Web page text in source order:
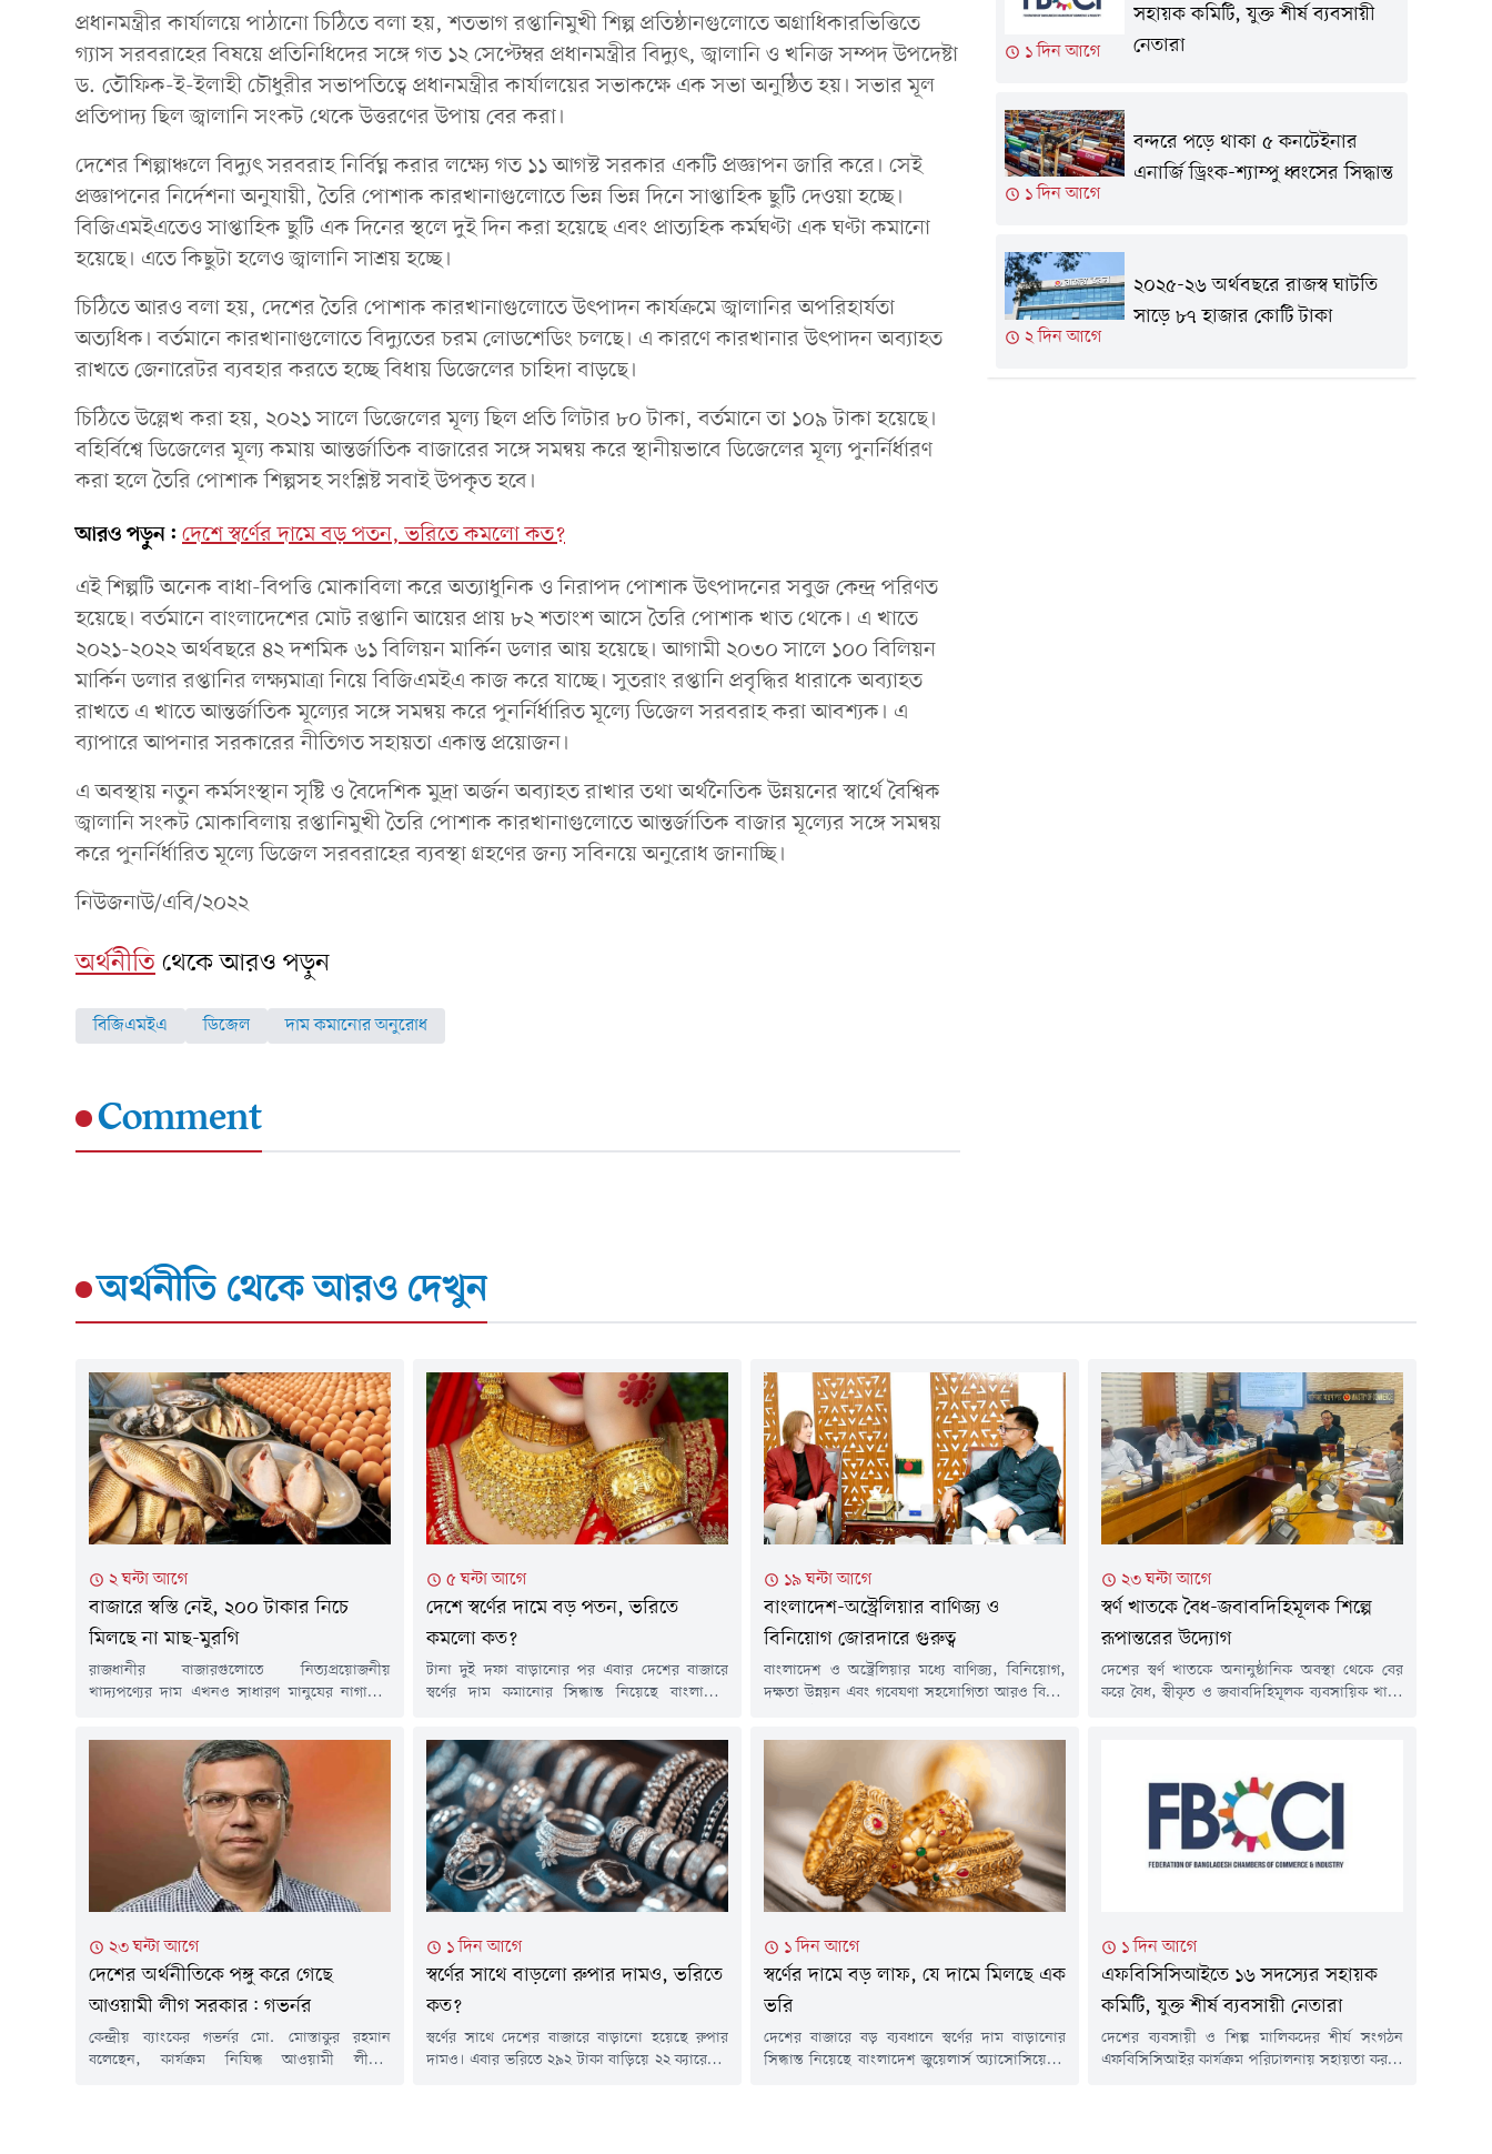
প্রধানমন্ত্রীর কার্যালয়ে পাঠানো চিঠিতে বলা হয়, শতভাগ রপ্তানিমুখী শিল্প প্রতিষ্ঠানগুলোতে অগ্রাধিকারভিত্তিতে
গ্যাস সরবরাহের বিষয়ে প্রতিনিধিদের সঙ্গে গত ১২ সেপ্টেম্বর প্রধানমন্ত্রীর বিদ্যুৎ, জ্বালানি ও খনিজ সম্পদ উপদেষ্টা
ড. তৌফিক-ই-ইলাহী চৌধুরীর সভাপতিত্বে প্রধানমন্ত্রীর কার্যালয়ের সভাকক্ষে এক সভা অনুষ্ঠিত হয়। সভার মূল
প্রতিপাদ্য ছিল জ্বালানি সংকট থেকে উত্তরণের উপায় বের করা।
দেশের শিল্পাঞ্চলে বিদ্যুৎ সরবরাহ নির্বিঘ্ন করার লক্ষ্যে গত ১১ আগস্ট সরকার একটি প্রজ্ঞাপন জারি করে। সেই
প্রজ্ঞাপনের নির্দেশনা অনুযায়ী, তৈরি পোশাক কারখানাগুলোতে ভিন্ন ভিন্ন দিনে সাপ্তাহিক ছুটি দেওয়া হচ্ছে।
বিজিএমইএতেও সাপ্তাহিক ছুটি এক দিনের স্থলে দুই দিন করা হয়েছে এবং প্রাত্যহিক কর্মঘণ্টা এক ঘণ্টা কমানো
হয়েছে। এতে কিছুটা হলেও জ্বালানি সাশ্রয় হচ্ছে।
চিঠিতে আরও বলা হয়, দেশের তৈরি পোশাক কারখানাগুলোতে উৎপাদন কার্যক্রমে জ্বালানির অপরিহার্যতা
অত্যধিক। বর্তমানে কারখানাগুলোতে বিদ্যুতের চরম লোডশেডিং চলছে। এ কারণে কারখানার উৎপাদন অব্যাহত
রাখতে জেনারেটর ব্যবহার করতে হচ্ছে বিধায় ডিজেলের চাহিদা বাড়ছে।
চিঠিতে উল্লেখ করা হয়, ২০২১ সালে ডিজেলের মূল্য ছিল প্রতি লিটার ৮০ টাকা, বর্তমানে তা ১০৯ টাকা হয়েছে।
বহির্বিশ্বে ডিজেলের মূল্য কমায় আন্তর্জাতিক বাজারের সঙ্গে সমন্বয় করে স্থানীয়ভাবে ডিজেলের মূল্য পুনর্নির্ধারণ
করা হলে তৈরি পোশাক শিল্পসহ সংশ্লিষ্ট সবাই উপকৃত হবে।
আরও পড়ুন: দেশে স্বর্ণের দামে বড় পতন, ভরিতে কমলো কত?
এই শিল্পটি অনেক বাধা-বিপত্তি মোকাবিলা করে অত্যাধুনিক ও নিরাপদ পোশাক উৎপাদনের সবুজ কেন্দ্র পরিণত
হয়েছে। বর্তমানে বাংলাদেশের মোট রপ্তানি আয়ের প্রায় ৮২ শতাংশ আসে তৈরি পোশাক খাত থেকে। এ খাতে
২০২১-২০২২ অর্থবছরে ৪২ দশমিক ৬১ বিলিয়ন মার্কিন ডলার আয় হয়েছে। আগামী ২০৩০ সালে ১০০ বিলিয়ন
মার্কিন ডলার রপ্তানির লক্ষ্যমাত্রা নিয়ে বিজিএমইএ কাজ করে যাচ্ছে। সুতরাং রপ্তানি প্রবৃদ্ধির ধারাকে অব্যাহত
রাখতে এ খাতে আন্তর্জাতিক মূল্যের সঙ্গে সমন্বয় করে পুনর্নির্ধারিত মূল্যে ডিজেল সরবরাহ করা আবশ্যক। এ
ব্যাপারে আপনার সরকারের নীতিগত সহায়তা একান্ত প্রয়োজন।
এ অবস্থায় নতুন কর্মসংস্থান সৃষ্টি ও বৈদেশিক মুদ্রা অর্জন অব্যাহত রাখার তথা অর্থনৈতিক উন্নয়নের স্বার্থে বৈশ্বিক
জ্বালানি সংকট মোকাবিলায় রপ্তানিমুখী তৈরি পোশাক কারখানাগুলোতে আন্তর্জাতিক বাজার মূল্যের সঙ্গে সমন্বয়
করে পুনর্নির্ধারিত মূল্যে ডিজেল সরবরাহের ব্যবস্থা গ্রহণের জন্য সবিনয়ে অনুরোধ জানাচ্ছি।
নিউজনাউ/এবি/২০২২
অর্থনীতিথেকে আরও পড়ুন
বিজিএমইএ ডিজেল দাম কমানোর অনুরোধ
Comment
১ দিন আগে
সহায়ক কমিটি, যুক্ত শীর্ষ ব্যবসায়ী
নেতারা
১ দিন আগে
বন্দরে পড়ে থাকা ৫ কনটেইনার
এনার্জি ড্রিংক-শ্যাম্পু ধ্বংসের সিদ্ধান্ত
২ দিন আগে
২০২৫-২৬ অর্থবছরে রাজস্ব ঘাটতি
সাড়ে ৮৭ হাজার কোটি টাকা
অর্থনীতি থেকে আরও দেখুন
২ ঘন্টা আগে
বাজারে স্বস্তি নেই, ২০০ টাকার নিচে
মিলছে না মাছ-মুরগি
রাজধানীর বাজারগুলোতে নিত্যপ্রয়োজনীয়
খাদ্যপণ্যের দাম এখনও সাধারণ মানুষের নাগালের
মুরগি, পাঙাশ ও তেলাপিয়ার দামও বেড়েছে। ফলে
নিম্ন ও মধ্যবিত্ত পরিবারের ওপর বাড়ছে বাজার খরচের
চাপ।শুক্রবার (৭ আগস্ট) রাজধানীর বিভিন্ন বাজার ঘুরে
দেখা গেছে, ২০০ টাকার নিচে কোনো মাছ বা ব্রয়লার
মুরগি পাওয়া যাচ্ছে...
৫ ঘন্টা আগে
দেশে স্বর্ণের দামে বড় পতন, ভরিতে
কমলো কত?
টানা দুই দফা বাড়ানোর পর এবার দেশের বাজারে
স্বর্ণের দাম কমানোর সিদ্ধান্ত নিয়েছে বাংলাদেশ
হাজার ২৬৬ টাকা কমিয়ে ভ্যাটসহ ২২ ক্যারেটের এক
ভরি স্বর্ণের দাম ২ লাখ ২৯ হাজার ৬৬৪ টাকা নির্ধারণ
করেছে সংগঠনটি।শুক্রবার (৭ আগস্ট) সকালে এক
বিজ্ঞপ্তিতে এ তথ্য জানিয়েছে বাজুস। নতুন...
১৯ ঘন্টা আগে
বাংলাদেশ-অস্ট্রেলিয়ার বাণিজ্য ও
বিনিয়োগ জোরদারে গুরুত্ব
বাংলাদেশ ও অস্ট্রেলিয়ার মধ্যে বাণিজ্য, বিনিয়োগ,
দক্ষতা উন্নয়ন এবং গবেষণা সহযোগিতা আরও বিস্তৃত
করেছেন বাণিজ্যমন্ত্রী খন্দকার আব্দুল মুক্তাদির এবং
বাংলাদেশে নিযুক্ত অস্ট্রেলিয়ার হাইকমিশনার সুসান
রাইল।বৃহস্পতিবার (৬ আগস্ট) সচিবালয়ে বাণিজ্য
মন্ত্রণালয়ে অনুষ্ঠিত এক বৈঠকে দুই দেশের অর্থনৈতিক
সম্পর্ক আরও গভীর করার লক্ষ্যে বাণিজ্য আলোচনা,
সক্ষমতা...
২৩ ঘন্টা আগে
স্বর্ণ খাতকে বৈধ-জবাবদিহিমূলক শিল্পে
রূপান্তরের উদ্যোগ
দেশের স্বর্ণ খাতকে অনানুষ্ঠানিক অবস্থা থেকে বের
করে বৈধ, স্বীকৃত ও জবাবদিহিমূলক ব্যবসায়িক খাতে
সংস্থা ও অংশীজনদের আগামী রবিবারের মধ্যে
লিখিত মতামত জমা দিতে বলা হয়েছে।বৃহস্পতিবার
(৬ আগস্ট) সচিবালয়ে বাণিজ্য...
২৩ ঘন্টা আগে
দেশের অর্থনীতিকে পঙ্গু করে গেছে
আওয়ামী লীগ সরকার: গভর্নর
কেন্দ্রীয় ব্যাংকের গভর্নর মো. মোস্তাকুর রহমান
বলেছেন, কার্যক্রম নিষিদ্ধ আওয়ামী লীগের
১ দিন আগে
স্বর্ণের সাথে বাড়লো রুপার দামও, ভরিতে
কত?
স্বর্ণের সাথে দেশের বাজারে বাড়ানো হয়েছে রুপার
দামও। এবার ভরিতে ২৯২ টাকা বাড়িয়ে ২২ ক্যারেটের
১ দিন আগে
স্বর্ণের দামে বড় লাফ, যে দামে মিলছে এক
ভরি
দেশের বাজারে বড় ব্যবধানে স্বর্ণের দাম বাড়ানোর
সিদ্ধান্ত নিয়েছে বাংলাদেশ জুয়েলার্স অ্যাসোসিয়েশন
১ দিন আগে
এফবিসিসিআইতে ১৬ সদস্যের সহায়ক
কমিটি, যুক্ত শীর্ষ ব্যবসায়ী নেতারা
দেশের ব্যবসায়ী ও শিল্প মালিকদের শীর্ষ সংগঠন
এফবিসিসিআইর কার্যক্রম পরিচালনায় সহায়তা করতে